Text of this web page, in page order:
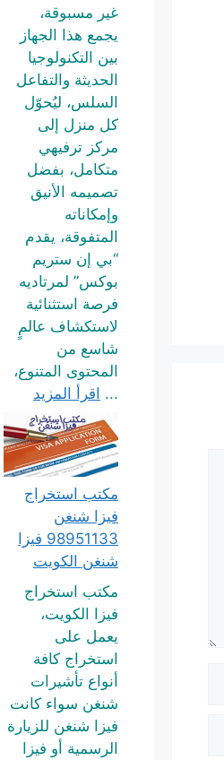
غير مسبوقة،
يجمع هذا الجهاز
بين التكنولوجيا
الحديثة والتفاعل
السلس، ليُحوّل
كل منزل إلى
مركز ترفيهي
متكامل، بفضل
تصميمه الأنيق
وإمكاناته
المتفوقة، يقدم
“بي إن ستريم
بوكس” لمرتاديه
فرصة استثنائية
لاستكشاف عالمٍ
شاسع من
المحتوى المتنوع،
... اقرأ المزيد
مكتب استخراج
فيزا شنغن
98951133 فيزا
شنغن الكويت
مكتب استخراج
فيزا الكويت،
يعمل على
استخراج كافة
أنواع تأشيرات
شنغن سواء كانت
فيزا شنغن للزيارة
الرسمية أو فيزا